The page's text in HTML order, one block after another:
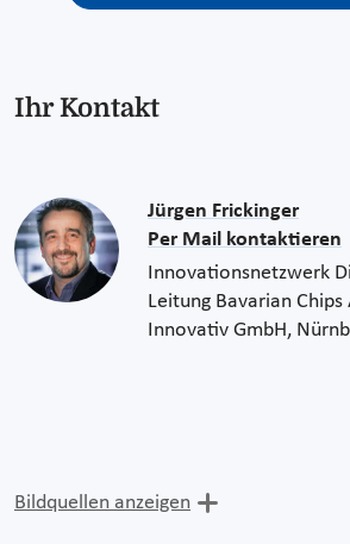
Ihr Kontakt
Jürgen Frickinger
Per Mail kontaktieren
Innovationsnetzwerk
Leitung Bavarian
Innovativ GmbH,
Bildquellen anzeigen